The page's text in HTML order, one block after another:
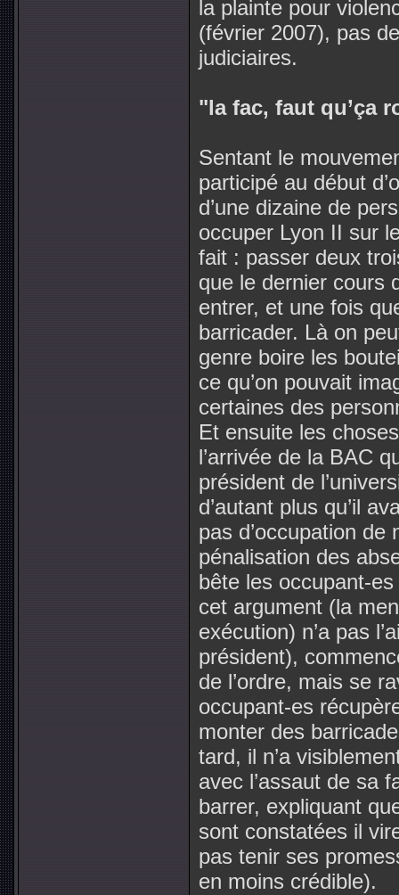
la plainte pour
(février 2007), pas
judiciaires.
"la fac, faut qu’ça
Sentant le
participé au début
d’une dizaine de
occuper Lyon II sur
fait : passer deux
que le dernier cours
entrer, et une fois
barricader. Là on
genre boire les
ce qu’on pouvait
certaines des
Et ensuite les
l’arrivée de la BAC
président de
d’autant plus qu’il
pas d’occupation de
pénalisation des
bête les occupant-es
cet argument (la
exécution) n’a pas
président),
de l’ordre, mais se
occupant-es
monter des
tard, il n’a
avec l’assaut de sa
barrer, expliquant
sont constatées il
pas tenir ses
en moins crédible).